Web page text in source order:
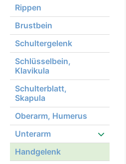
Rippen
Brustbein
Schultergelenk
Schlüsselbein,
Klavikula
Schulterblatt,
Skapula
Oberarm, Humerus
Unterarm
Handgelenk